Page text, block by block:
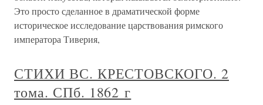
Это просто сделанное в драматической форме
историческое исследование царствования римского
императора Тиверия,
СТИХИ ВС. КРЕСТОВСКОГО. 2
тома. СПб. 1862 г